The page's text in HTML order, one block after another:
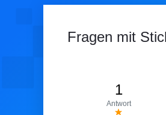
Fragen mit
1
Antwort